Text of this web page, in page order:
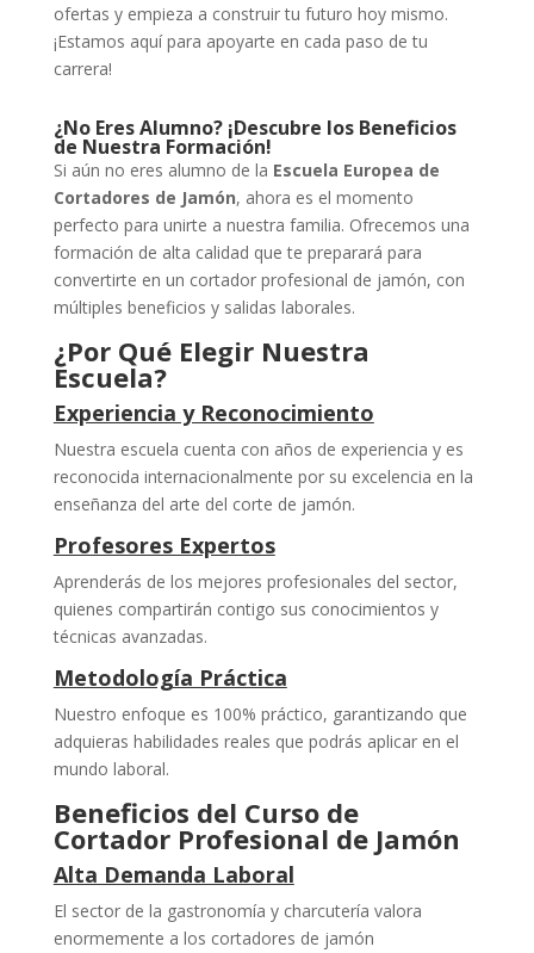
ofertas y empieza a construir tu futuro hoy mismo.
¡Estamos aquí para apoyarte en cada paso de tu
carrera!
¿No Eres Alumno? ¡Descubre los Beneficios
de Nuestra Formación!
Si aún no eres alumno de la Escuela Europea de
Cortadores de Jamón, ahora es el momento
perfecto para unirte a nuestra familia. Ofrecemos una
formación de alta calidad que te preparará para
convertirte en un cortador profesional de jamón, con
múltiples beneficios y salidas laborales.
¿Por Qué Elegir Nuestra
Escuela?
Experiencia y Reconocimiento
Nuestra escuela cuenta con años de experiencia y es
reconocida internacionalmente por su excelencia en la
enseñanza del arte del corte de jamón.
Profesores Expertos
Aprenderás de los mejores profesionales del sector,
quienes compartirán contigo sus conocimientos y
técnicas avanzadas.
Metodología Práctica
Nuestro enfoque es 100% práctico, garantizando que
adquieras habilidades reales que podrás aplicar en el
mundo laboral.
Beneficios del Curso de
Cortador Profesional de Jamón
Alta Demanda Laboral
El sector de la gastronomía y charcutería valora
enormemente a los cortadores de jamón